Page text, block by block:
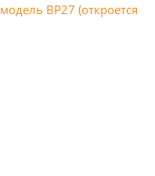
модель BP27 (откроется